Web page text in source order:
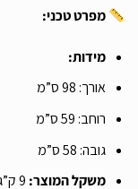
מפרט טכני:
מידות:
אורך: 98 ס”מ
רוחב: 59 ס”מ
גובה: 58 ס”מ
משקל המוצר:9 ק”ג